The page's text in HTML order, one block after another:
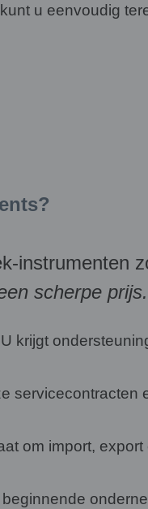
kunt u eenvoudig
instrumenten
scherpe prijs.
U krijgt
servicecontracten
om import,